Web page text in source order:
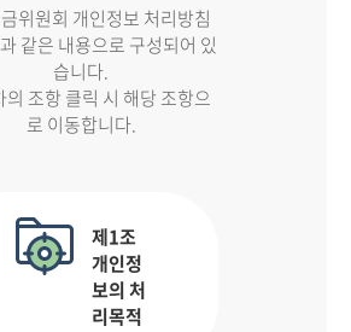
위원회 개인정보 처리방침
같은 내용으로 구성되어 있
습니다.
조항 클릭 시 해당 조항으
로 이동합니다.
제1조
개인정
보의 처
리목적